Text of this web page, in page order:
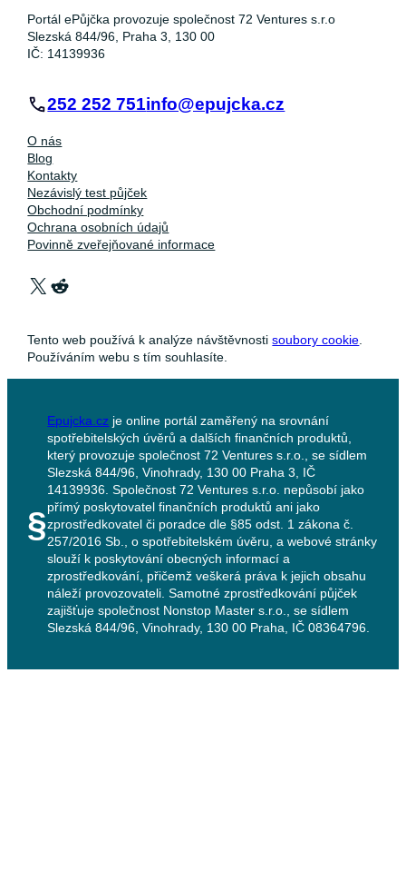
Portál ePůjčka provozuje společnost 72 Ventures s.r.o
Slezská 844/96, Praha 3, 130 00
IČ: 14139936
252 252 751info@epujcka.cz
O nás
Blog
Kontakty
Nezávislý test půjček
Obchodní podmínky
Ochrana osobních údajů
Povinně zveřejňované informace
X Reddit
Tento web používá k analýze návštěvnostisoubory cookie.
Používáním webu s tím souhlasíte.
§
Epujcka.cz je online portál zaměřený na srovnání
spotřebitelských úvěrů a dalších finančních produktů,
který provozuje společnost 72 Ventures s.r.o., se sídlem
Slezská 844/96, Vinohrady, 130 00 Praha 3, IČ
14139936. Společnost 72 Ventures s.r.o. nepůsobí jako
přímý poskytovatel finančních produktů ani jako
zprostředkovatel či poradce dle §85 odst. 1 zákona č.
257/2016 Sb., o spotřebitelském úvěru, a webové stránky
slouží k poskytování obecných informací a
zprostředkování, přičemž veškerá práva k jejich obsahu
náleží provozovateli. Samotné zprostředkování půjček
zajišťuje společnost Nonstop Master s.r.o., se sídlem
Slezská 844/96, Vinohrady, 130 00 Praha, IČ 08364796.